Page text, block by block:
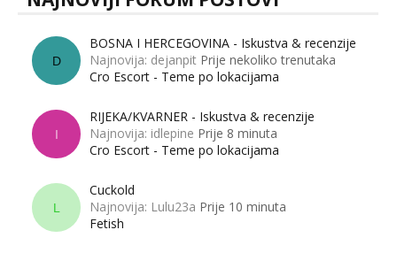
Mira
Tel:064/677-677- Kod: #72
tel:0,93€ - mob:1,12€ min
D
BOSNA I HERCEGOVINA - Iskustva & recenzije
Najnovija: dejanpit Prije nekoliko trenutaka
Cro Escort - Teme po lokacijama
I
RIJEKA/KVARNER - Iskustva & recenzije
Najnovija: idlepine Prije 8 minuta
Cro Escort - Teme po lokacijama
L
Cuckold
Najnovija: Lulu23a Prije 10 minuta
Fetish